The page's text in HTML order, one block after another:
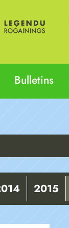
Bulletins
2015